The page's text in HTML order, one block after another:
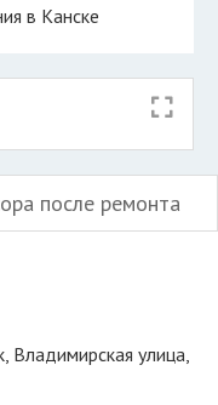
в Канске
после ремонта
Владимирская улица,